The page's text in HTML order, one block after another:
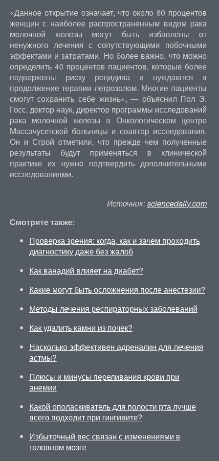
«Данное открытие означает, что около 60 процентов
женщин с наиболее распространенным видом рака
молочной железы могут быть избавлены от
ненужного лечения с сопутствующими побочными
эффектами и затратами. Но более важно, что можно
определить 40 процентов пациентов, которые более
подвержены риску рецидива и нуждаются в
продолжение терапии летрозолом. Многие пациенты
смогут сохранить себе жизнь», — объяснил Пол Э.
Госс, доктор наук, директор программы исследований
рака молочной железы в Онкологическом центре
Массачусетской больницы и соавтор исследования.
Он и Сгрой отметили, что прежде чем полученные
результаты будут применяться в клинической
практике их нужно подтвердить дополнительными
исследованиями.
Источник:sciencedaily.com
Смотрите также:
Проверка зрения: когда, как и зачем проходить
диагностику даже без жалоб
Как ванадий влияет на диабет?
Какие могут быть осложнения после анестезии?
Методы лечения респираторных заболеваний
Как удалить камни из почек?
Насколько эффективен адреналин для лечения
астмы?
Плюсы и минусы переливания крови при
анемии
Какой ополаскиватель для полости рта лучше
всего подходит при гингивите?
Избыточный вес связан с изменениями в
головном мозге